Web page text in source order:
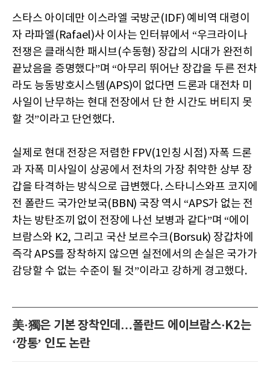
스타스 아이데만 이스라엘 국방군(IDF) 예비역 대령이
자 라파엘(Rafael)사 이사는 인터뷰에서 “우크라이나
전쟁은 클래식한 패시브(수동형) 장갑의 시대가 완전히
끝났음을 증명했다”며 “아무리 뛰어난 장갑을 두른 전차
라도 능동방호시스템(APS)이 없다면 드론과 대전차 미
사일이 난무하는 현대 전장에서 단 한 시간도 버티지 못
할 것”이라고 단언했다.
실제로 현대 전장은 저렴한 FPV(1인칭 시점) 자폭 드론
과 자폭 미사일이 상공에서 전차의 가장 취약한 상부 장
갑을 타격하는 방식으로 급변했다. 스타니스와프 코지에
전 폴란드 국가안보국(BBN) 국장 역시 “APS가 없는 전
차는 방탄조끼 없이 전장에 나선 보병과 같다”며 “에이
브람스와 K2, 그리고 국산 보르수크(Borsuk) 장갑차에
즉각 APS를 장착하지 않으면 실전에서의 손실은 국가가
감당할 수 없는 수준이 될 것”이라고 강하게 경고했다.
美·獨은 기본 장착인데…폴란드 에이브람스·K2는
‘깡통’ 인도 논란